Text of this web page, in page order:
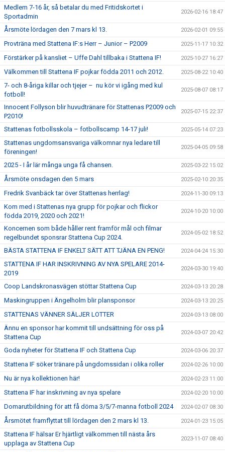
Medlem 7-16 år, så betalar du med Fritidskortet i
Sportadmin
2026-02-16 18:47
Årsmöte lördagen den 7 mars kl 13. 2026-02-01 09:55
Provträna med Stattena IF:s Herr – Junior – P2009 2025-11-17 10:32
Förstärker på kansliet – Uffe Dahl tillbaka i Stattena IF! 2025-10-27 16:27
Välkommen till Stattena IF pojkar födda 2011 och 2012. 2025-08-22 10:40
7- och 8-åriga killar och tjejer – nu kör vi igång med kul
fotboll!
2025-08-07 08:17
Innocent Follyson blir huvudtränare för Stattenas P2009 och
P2010!
2025-07-15 22:37
Stattenas fotbollsskola – fotbollscamp 14-17 juli! 2025-05-14 07:23
Stattenas ungdomsansvariga välkomnar nya ledare till
föreningen!
2025-04-05 09:58
2025 - I år lär många unga få chansen. 2025-03-22 15:02
Årsmöte onsdagen den 5 mars 2025-02-10 20:35
Fredrik Svanbäck tar över Stattenas herrlag! 2024-11-30 09:13
Kom med i Stattenas nya grupp för pojkar och flickor
födda 2019, 2020 och 2021!
2024-10-20 10:00
Koncernen som både håller rent framför mål och filmar
regelbundet sponsrar Stattena Cup 2024.
2024-05-02 18:52
BÄSTA STATTENA IF ENKELT SÄTT ATT TJÄNA EN PENG! 2024-04-24 15:30
STATTENA IF HAR INSKRIVNING AV NYA SPELARE 2014-
2019
2024-03-30 19:40
Coop Landskronasvägen stöttar Stattena Cup 2024-03-13 20:28
Maskingruppen i Ängelholm blir plansponsor 2024-03-13 20:25
STATTENAS VÄNNER SÄLJER LOTTER 2024-03-13 08:00
Ännu en sponsor har kommit till undsättning för oss på
Stattena Cup
2024-03-07 20:42
Goda nyheter för Stattena IF och Stattena Cup 2024-03-06 20:37
Stattena IF söker tränare på ungdomssidan i olika roller 2024-02-26 10:00
Nu är nya kollektionen här! 2024-02-23 11:00
Stattena IF har inskrivning av nya spelare 2024-02-20 10:00
Domarutbildning för att få döma 3/5/7-manna fotboll 2024 2024-02-07 08:30
Årsmötet framflyttat till lördagen den 2 mars kl 13. 2024-01-23 15:05
Stattena IF hälsar Er hjärtligt välkommen till nästa års
upplaga av Stattena Cup
2023-11-07 08:40